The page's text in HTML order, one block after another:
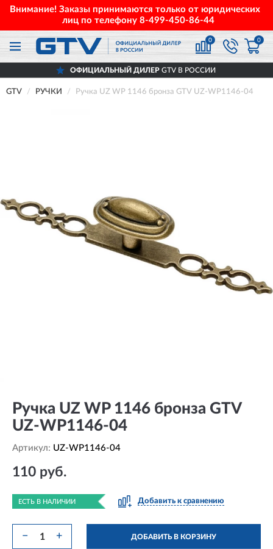
Внимание! Заказы принимаются только от юридических
лиц по телефону 8-499-450-86-44
0 0
ОФИЦИАЛЬНЫЙ ДИЛЕР GTV В РОССИИ
GTV РУЧКИ Ручка UZ WP 1146 бронза GTV UZ-WP1146-04
Ручка UZ WP 1146 бронза GTV
UZ-WP1146-04
Артикул: UZ-WP1146-04
110 руб.
ЕСТЬ В НАЛИЧИИ Добавить к сравнению
− + ДОБАВИТЬ В КОРЗИНУ